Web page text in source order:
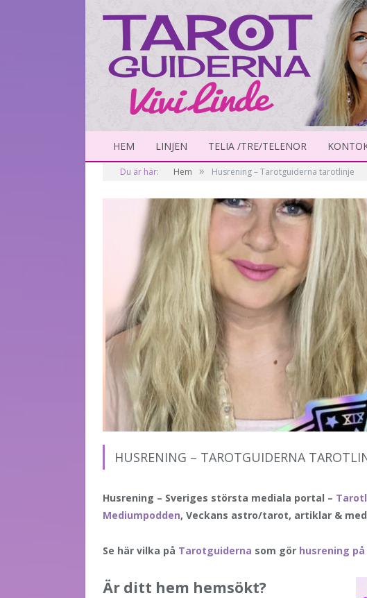
HEM LINJEN TELIA /TRE/TELENOR
Du är här: Hem » Husrening – Tarotguiderna tarotlinje
HUSRENING – TAROTGUIDERNA
Husrening – Sveriges största mediala portal –
Mediumpodden, Veckans astro/tarot, artiklar &
Se här vilka på Tarotguiderna som gör husrening
Är ditt hem hemsökt?